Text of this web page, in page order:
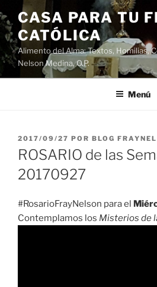
Saltar
al
contenido
CASA PARA TU
CATÓLICA
Alimento del Alma: Textos, Homilias,
Nelson Medina, O.P.
Menú
PUBLICADO
EL
2017/09/27 POR BLOG
ROSARIO de las
20170927
#RosarioFrayNelson para el
Contemplamos los Misterios de